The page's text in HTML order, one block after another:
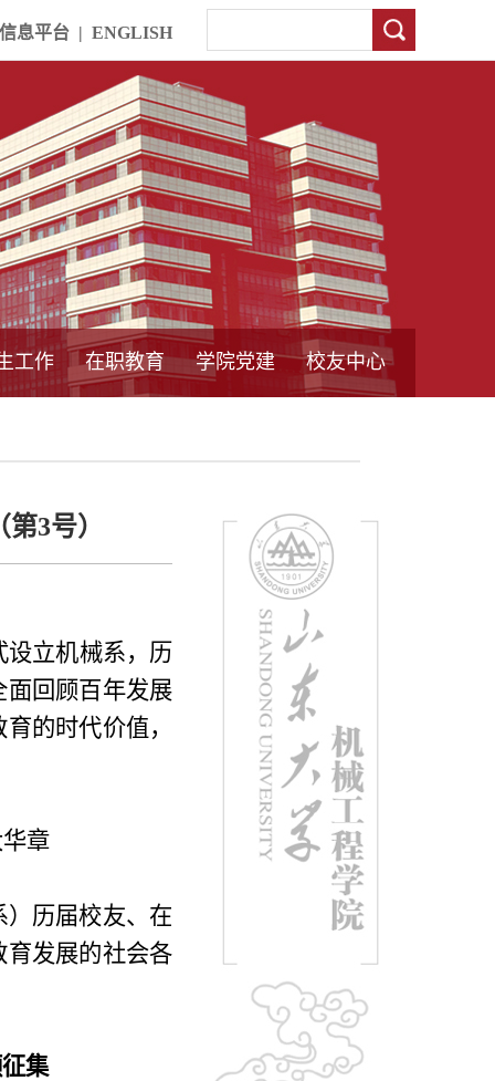
息平台 | ENGLISH
工作 在职教育 学院党建 校友中心
3号）
设立机械系，历
面回顾百年发展
的时代价值，
章
历届校友、在
育发展的社会各
集